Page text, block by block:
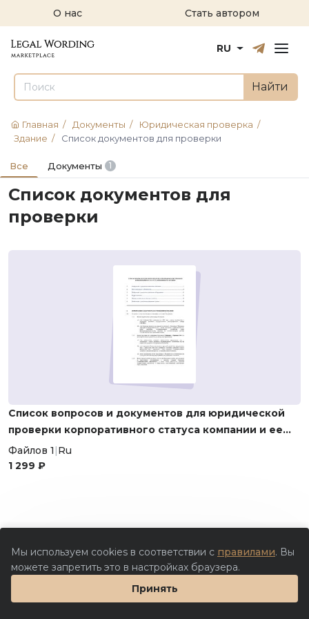
О нас Стать автором
РусскийEnglish
RU
Найти
Главная / Документы / Юридическая проверка /
Здание / Список документов для проверки
Все Документы 1
Список документов для
проверки
Список вопросов и документов для юридической
проверки корпоративного статуса компании и ее
активов
Файлов 1 |Ru
1 299 ₽
Мы используем cookies в соответствии с правилами. Вы
можете запретить это в настройках браузера.
Принять